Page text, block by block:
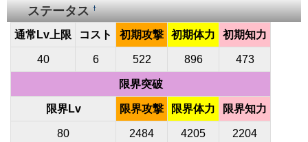
ステータス†
通常Lv上限 コスト 初期攻撃 初期体力 初期知力
40 6 522 896 473
限界突破
限界Lv 限界攻撃 限界体力 限界知力
80 2484 4205 2204